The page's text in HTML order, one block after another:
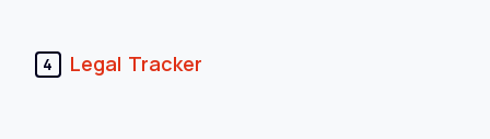
4 Legal Tracker